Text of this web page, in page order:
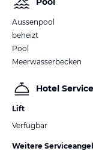
Aussenpool
beheizt
Pool
Meerwasserbecken
Hotel
Lift
Verfügbar
Weitere